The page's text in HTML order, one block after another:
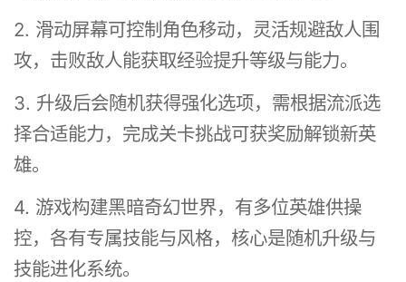
2. 滑动屏幕可控制角色移动，灵活规避敌人围
攻，击败敌人能获取经验提升等级与能力。
3. 升级后会随机获得强化选项，需根据流派选
择合适能力，完成关卡挑战可获奖励解锁新英
雄。
4. 游戏构建黑暗奇幻世界，有多位英雄供操
控，各有专属技能与风格，核心是随机升级与
技能进化系统。